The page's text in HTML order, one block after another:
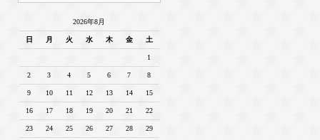
2026年8月
日 月 火 水 木 金 土
1
2 3 4 5 6 7 8
9 10 11 12 13 14 15
16 17 18 19 20 21 22
23 24 25 26 27 28 29